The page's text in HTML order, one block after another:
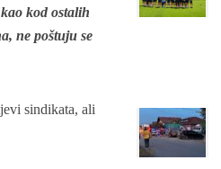
kod ostalih
ne poštuju se
sindikata, ali